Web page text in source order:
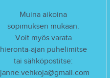
Muina aikoina
sopimuksen mukaan.
Voit myös varata
hieronta-ajan puhelimitse
tai sähköpostitse:
janne.vehkoja@gmail.com